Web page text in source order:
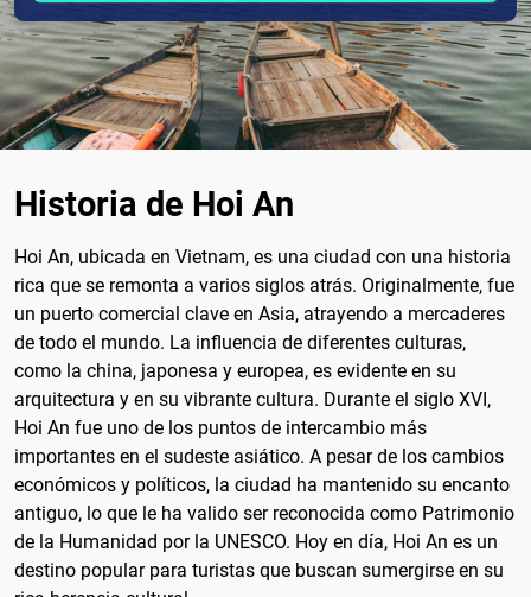
Historia de Hoi An
Hoi An, ubicada en Vietnam, es una ciudad con una historia
rica que se remonta a varios siglos atrás. Originalmente, fue
un puerto comercial clave en Asia, atrayendo a mercaderes
de todo el mundo. La influencia de diferentes culturas,
como la china, japonesa y europea, es evidente en su
arquitectura y en su vibrante cultura. Durante el siglo XVI,
Hoi An fue uno de los puntos de intercambio más
importantes en el sudeste asiático. A pesar de los cambios
económicos y políticos, la ciudad ha mantenido su encanto
antiguo, lo que le ha valido ser reconocida como Patrimonio
de la Humanidad por la UNESCO. Hoy en día, Hoi An es un
destino popular para turistas que buscan sumergirse en su